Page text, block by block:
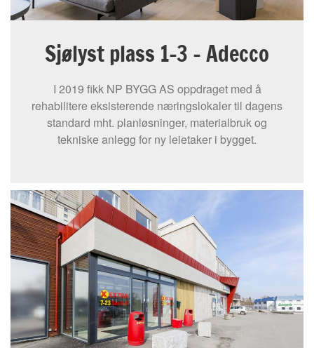
Sjølyst plass 1-3 – Adecco
I 2019 fikk NP BYGG AS oppdraget med å
rehabilitere eksisterende næringslokaler til dagens
standard mht. planløsninger, materialbruk og
tekniske anlegg for ny leietaker i bygget.